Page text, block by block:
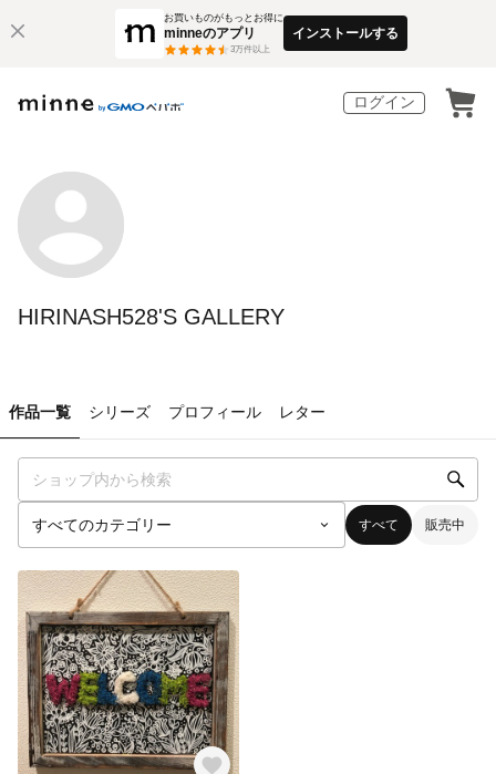
お買いものがもっとお得に
minneのアプリ
3万件以上
インストールする
ログイン
HIRINASH528'S GALLERY
作品一覧 シリーズ プロフィール レター
すべて 販売中